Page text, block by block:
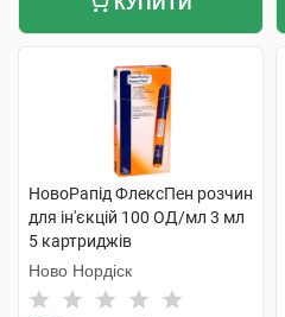
НовоРапід ФлексПен розчин
для ін'єкцій 100 ОД/мл 3 мл
5 картриджів
Ново Нордіск